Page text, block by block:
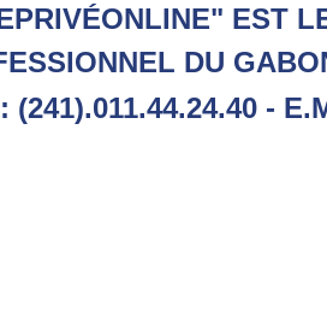
EST
DU
(241).011.44.24.40 -